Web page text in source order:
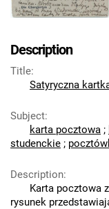
Description
Title:
Satyryczna
Subject:
karta pocztowa ;
studenckie ;
Description:
Karta pocztowa
rysunek